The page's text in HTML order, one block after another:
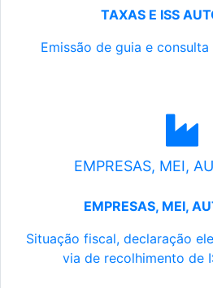
TAXAS E ISS
Emissão de guia e
EMPRESAS, MEI,
EMPRESAS, MEI,
Situação fiscal, declaração
via de recolhimento de